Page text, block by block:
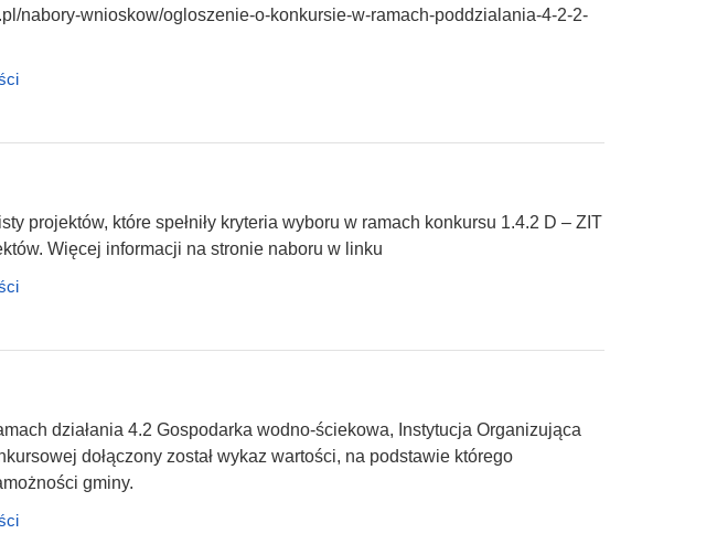
nabory-wnioskow/ogloszenie-o-konkursie-w-ramach-poddzialania-4-2-2-
projektów, które spełniły kryteria wyboru w ramach konkursu 1.4.2 D – ZIT
Więcej informacji na stronie naboru w linku
działania 4.2 Gospodarka wodno-ściekowa, Instytucja Organizująca
dołączony został wykaz wartości, na podstawie którego
gminy.